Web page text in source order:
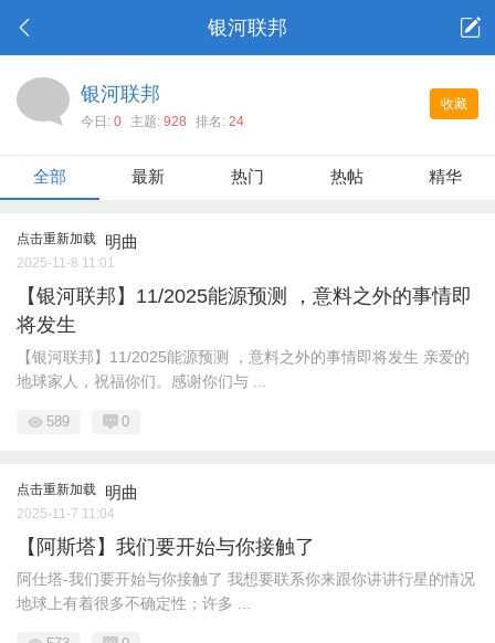
银河联邦
收藏
银河联邦
今日: 0 主题: 928 排名: 24
全部 最新 热门 热帖 精华
点击重新加载 明曲
2025-11-8 11:01
【银河联邦】11/2025能源预测 ，意料之外的事情即
将发生
【银河联邦】11/2025能源预测 ，意料之外的事情即将发生 亲爱的
地球家人，祝福你们。感谢你们与 ...
589 0
点击重新加载 明曲
2025-11-7 11:04
【阿斯塔】我们要开始与你接触了
阿仕塔-我们要开始与你接触了 我想要联系你来跟你讲讲行星的情况
地球上有着很多不确定性；许多 ...